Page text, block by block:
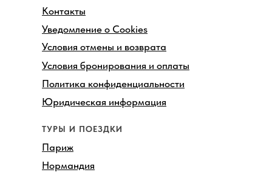
ТУРЫ И ПОЕЗДКИ
Контакты
Политика конфиденциальности
Юридическая информация
Условия бронирования и оплаты
Уведомление о Cookies
Условия отмены и возврата
Париж
Нормандия